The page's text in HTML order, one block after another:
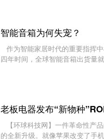
智能音箱为何失宠？
作为智能家居时代的重要指挥
四年时间，全球智能音箱出货量
老板电器发布“新物种
【环球科技网】一件革命性产
的全新升级。就像苹果改变了手